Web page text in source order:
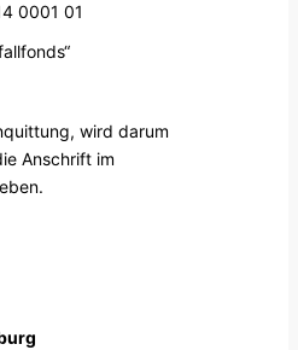
0001 01
wird darum
Anschrift im